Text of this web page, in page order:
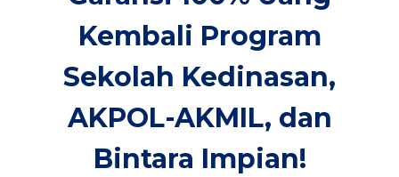
Kembali Program
Sekolah Kedinasan,
AKPOL-AKMIL, dan
Bintara Impian!